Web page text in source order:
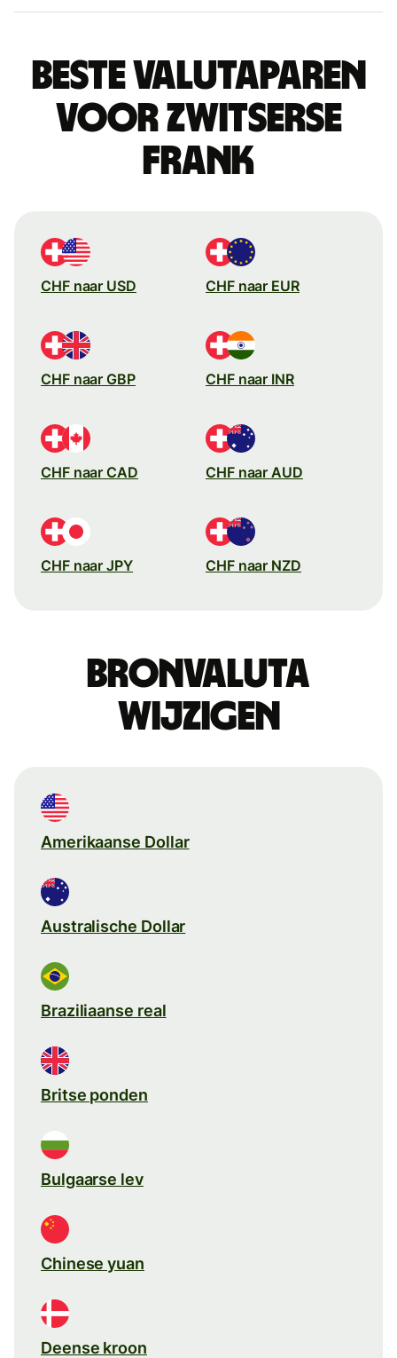
Beste valutaparen
voor Zwitserse
frank
CHF naar USD CHF naar EUR
CHF naar GBP CHF naar INR
CHF naar CAD CHF naar AUD
CHF naar JPY CHF naar NZD
Bronvaluta
wijzigen
Amerikaanse Dollar
Australische Dollar
Braziliaanse real
Britse ponden
Bulgaarse lev
Chinese yuan
Deense kroon